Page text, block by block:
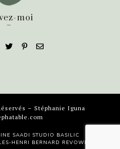
moi
_
– Stéphanie Iguna
SAADI STUDIO BASILIC
HENRI BERNARD REVOWEB